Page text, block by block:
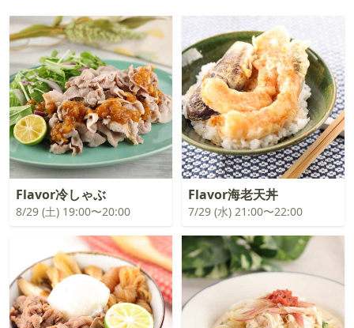
Flavor冷しゃぶ
8/29 (土) 19:00〜20:00
Flavor海老天丼
7/29 (水) 21:00〜22:00